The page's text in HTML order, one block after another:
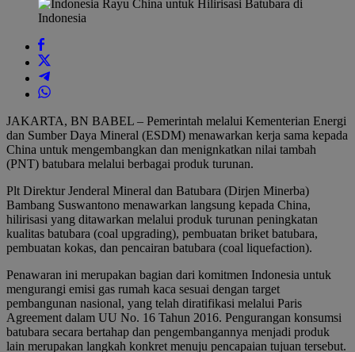
JAKARTA, BN BABEL – Pemerintah melalui Kementerian Energi
dan Sumber Daya Mineral (ESDM) menawarkan kerja sama kepada
China untuk mengembangkan dan menignkatkan nilai tambah
(PNT) batubara melalui berbagai produk turunan.
Plt Direktur Jenderal Mineral dan Batubara (Dirjen Minerba)
Bambang Suswantono menawarkan langsung kepada China,
hilirisasi yang ditawarkan melalui produk turunan peningkatan
kualitas batubara (coal upgrading), pembuatan briket batubara,
pembuatan kokas, dan pencairan batubara (coal liquefaction).
Penawaran ini merupakan bagian dari komitmen Indonesia untuk
mengurangi emisi gas rumah kaca sesuai dengan target
pembangunan nasional, yang telah diratifikasi melalui Paris
Agreement dalam UU No. 16 Tahun 2016. Pengurangan konsumsi
batubara secara bertahap dan pengembangannya menjadi produk
lain merupakan langkah konkret menuju pencapaian tujuan tersebut.